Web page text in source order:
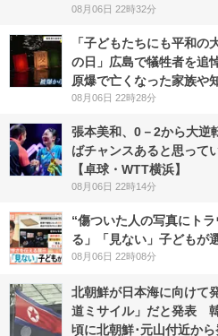
08月06日 22時32分
「子どもたちにも平和
の日」広島で犠牲者を
原爆で亡くなった家族や
08月06日 22時28分
張本美和、0－2から大逆
ばチャンスあると思って
【卓球・WTT横浜】
08月06日 22時14分
“傷ついた人の写真にト
る」「見ない」子どもが
08月06日 22時08分
北朝鮮が日本海に向けて
道ミサイル」だと発表
頃に北朝鮮･元山付近か